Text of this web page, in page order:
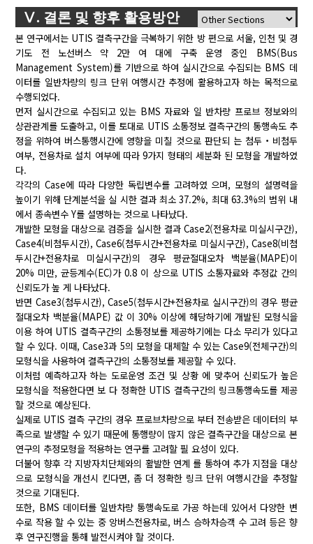
Ⅴ. 결론 및 향후 활용방안
본 연구에서는 UTIS 결측구간을 극복하기 위한 방 편으로 서울, 인천 및 경
기도 전 노선버스 약 2만 여 대에 구축 운영 중인 BMS(Bus
Management System)를 기반으로 하여 실시간으로 수집되는 BMS 데
이터를 일반차량의 링크 단위 여행시간 추정에 활용하고자 하는 목적으로
수행되었다.
먼저 실시간으로 수집되고 있는 BMS 자료와 일 반차량 프로브 정보와의
상관관계를 도출하고, 이를 토대로 UTIS 소통정보 결측구간의 통행속도 추
정을 위하여 버스통행시간에 영향을 미칠 것으로 판단되 는 첨두・비첨두
여부, 전용차로 설치 여부에 따라 9가지 형태의 세분화 된 모형을 개발하였
다.
각각의 Case에 따라 다양한 독립변수를 고려하였 으며, 모형의 설명력을
높이기 위해 단계분석을 실 시한 결과 최소 37.2%, 최대 63.3%의 범위 내
에서 종속변수 Y를 설명하는 것으로 나타났다.
개발한 모형을 대상으로 검증을 실시한 결과 Case2(전용차로 미실시구간),
Case4(비첨두시간), Case6(첨두시간+전용차로 미실시구간), Case8(비첨
두시간+전용차로 미실시구간)의 경우 평균절대오차 백분율(MAPE)이
20% 미만, 균등계수(EC)가 0.8 이 상으로 UTIS 소통자료와 추정값 간의
신뢰도가 높 게 나타났다.
반면 Case3(첨두시간), Case5(첨두시간+전용차로 실시구간)의 경우 평균
절대오차 백분율(MAPE) 값 이 30% 이상에 해당하기에 개발된 모형식을
이용 하여 UTIS 결측구간의 소통정보를 제공하기에는 다소 무리가 있다고
할 수 있다. 이때, Case3과 5의 모형을 대체할 수 있는 Case9(전체구간)의
모형식을 사용하여 결측구간의 소통정보를 제공할 수 있다.
이처럼 예측하고자 하는 도로운영 조건 및 상황 에 맞추어 신뢰도가 높은
모형식을 적용한다면 보 다 정확한 UTIS 결측구간의 링크통행속도를 제공
할 것으로 예상된다.
실제로 UTIS 결측 구간의 경우 프로브차량으로 부터 전송받은 데이터의 부
족으로 발생할 수 있기 때문에 통행량이 많지 않은 결측구간을 대상으로 본
연구의 추정모형을 적용하는 연구를 고려할 필 요성이 있다.
더불어 향후 각 지방자치단체와의 활발한 연계 를 통하여 추가 지점을 대상
으로 모형식을 개선시 킨다면, 좀 더 정확한 링크 단위 여행시간을 추정할
것으로 기대된다.
또한, BMS 데이터를 일반차량 통행속도로 가공 하는데 있어서 다양한 변
수로 작용 할 수 있는 중 앙버스전용차로, 버스 승하차승객 수 고려 등은 향
후 연구진행을 통해 발전시켜야 할 것이다.